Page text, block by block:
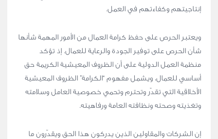
إنتاجيتهم وكفاءتهم في العمل.
ويعتبر الحرص على حفظ كرامة العمال من الأمور المهمة شأنها
شأن الحرص على توفير الجودة والرعاية للعمال. إذ تؤكد
منظمة العمل الدولية على أن الظروف المعيشية الكريمة حق
أساسي للعمال، ويشمل مفهوم “الكرامة” الظروف المعيشية
الأخلاقية التي تقدّر وتحترم وتحمي خصوصية العامل وسلامته
وتغذيته وصحته ونظافته العامة ورفاهيته.
إن الشركات والمقاولين الذين يدركون هذا الحق ويقدّرون ما